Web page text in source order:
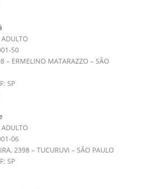
50
– ERMELINO MATARAZZO – SÃO
SP
06
2398 – TUCURUVI – SÃO PAULO
SP